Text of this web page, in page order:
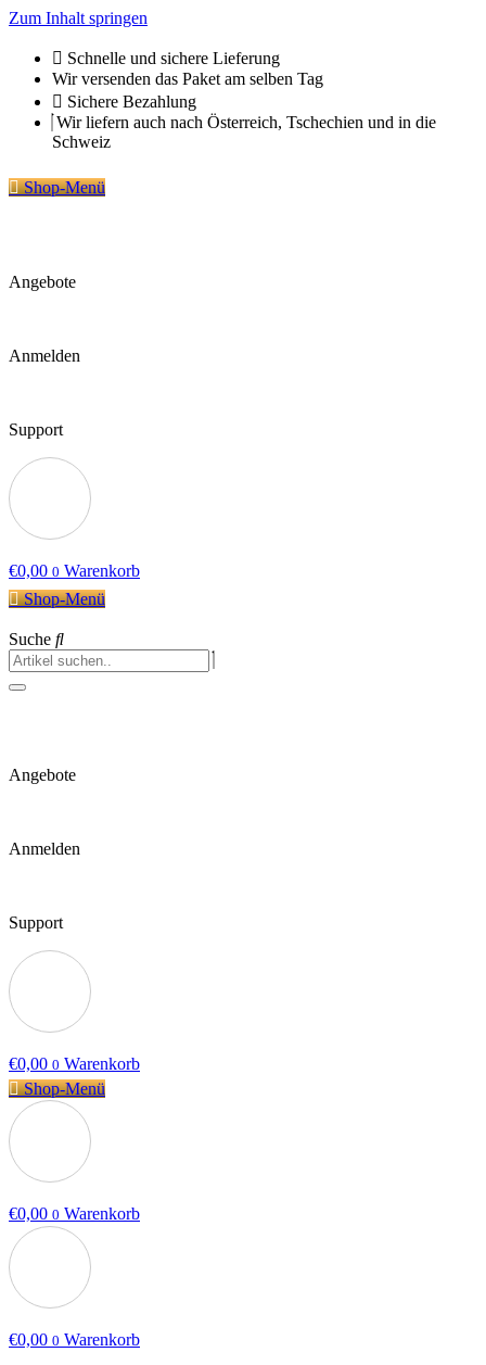
Zum Inhalt springen
Schnelle und sichere Lieferung
Wir versenden das Paket am selben Tag
Sichere Bezahlung
Wir liefern auch nach Österreich, Tschechien und in die
Schweiz
Shop-Menü
Angebote
Anmelden
Support
€0,00 0 Warenkorb
Shop-Menü
Suche
Angebote
Anmelden
Support
€0,00 0 Warenkorb
Shop-Menü
€0,00 0 Warenkorb
€0,00 0 Warenkorb